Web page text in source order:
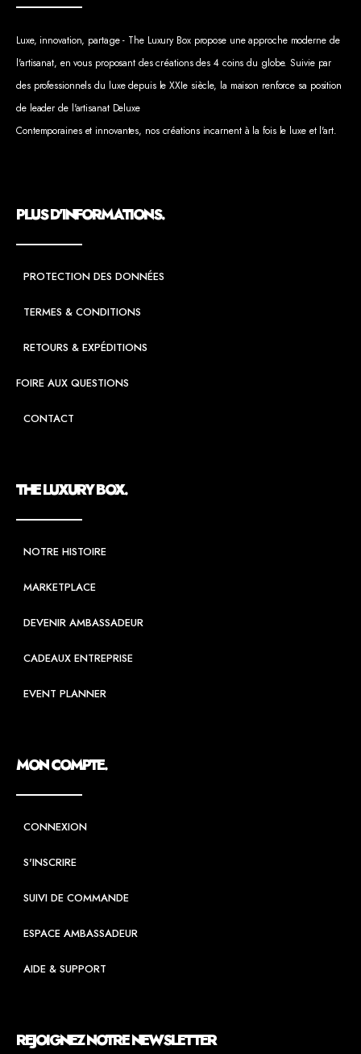
Luxe, innovation, partage - The Luxury Box propose une approche moderne de
l'artisanat, en vous proposant des créations des 4 coins du globe. Suivie par
des professionnels du luxe depuis le XXIe siècle, la maison renforce sa position
de leader de l'artisanat Deluxe
Contemporaines et innovantes, nos créations incarnent à la fois le luxe et l'art.
PLUS D'INFORMATIONS.
PROTECTION DES DONNÉES
TERMES & CONDITIONS
RETOURS & EXPÉDITIONS
FOIRE AUX QUESTIONS
CONTACT
THE LUXURY BOX.
NOTRE HISTOIRE
MARKETPLACE
DEVENIR AMBASSADEUR
CADEAUX ENTREPRISE
EVENT PLANNER
MON COMPTE.
CONNEXION
S'INSCRIRE
SUIVI DE COMMANDE
ESPACE AMBASSADEUR
AIDE & SUPPORT
REJOIGNEZ NOTRE NEWSLETTER